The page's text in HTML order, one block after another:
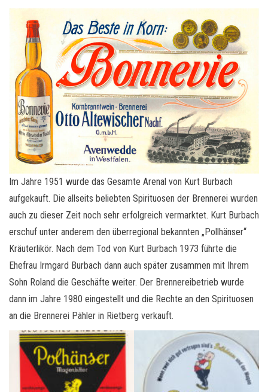
Im Jahre 1951 wurde das Gesamte Arenal von Kurt Burbach
aufgekauft. Die allseits beliebten Spirituosen der Brennerei wurden
auch zu dieser Zeit noch sehr erfolgreich vermarktet. Kurt Burbach
erschuf unter anderem den überregional bekannten „Pollhänser“
Kräuterlikör. Nach dem Tod von Kurt Burbach 1973 führte die
Ehefrau Irmgard Burbach dann auch später zusammen mit Ihrem
Sohn Roland die Geschäfte weiter. Der Brennereibetrieb wurde
dann im Jahre 1980 eingestellt und die Rechte an den Spirituosen
an die Brennerei Pähler in Rietberg verkauft.